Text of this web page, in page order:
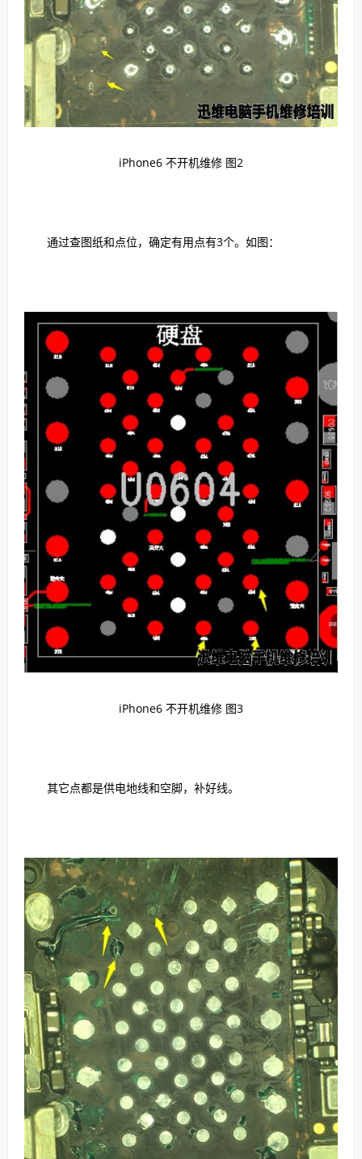
iPhone6 不开机维修 图2
通过查图纸和点位，确定有用点有3个。如图：
iPhone6 不开机维修 图3
其它点都是供电地线和空脚，补好线。